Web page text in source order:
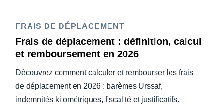
FRAIS DE DÉPLACEMENT
Frais de déplacement : définition, calcul
et remboursement en 2026
Découvrez comment calculer et rembourser les frais
de déplacement en 2026 : barèmes Urssaf,
indemnités kilométriques, fiscalité et justificatifs.